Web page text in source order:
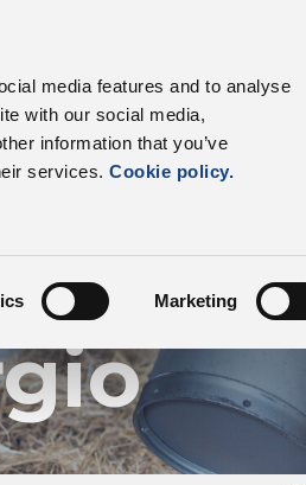
media features and to analyse
with our social media,
information that you’ve
services. Cookie policy.
Marketing